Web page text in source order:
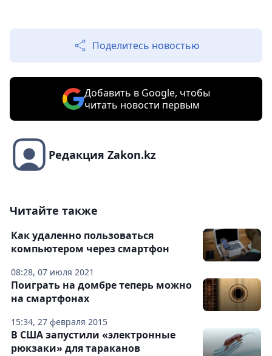
Поделитесь новостью
Добавить в Google, чтобы
читать новости первым
Редакция Zakon.kz
Читайте также
08:28, 07 июля 2021
Как удаленно пользоваться
компьютером через смартфон
15:34, 27 февраля 2015
Поиграть на домбре теперь можно
на смартфонах
В США запустили «электронные
рюкзаки» для тараканов